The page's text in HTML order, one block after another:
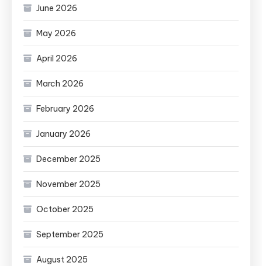
June 2026
May 2026
April 2026
March 2026
February 2026
January 2026
December 2025
November 2025
October 2025
September 2025
August 2025